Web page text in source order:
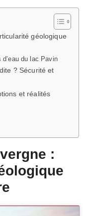
géologique
du lac Pavin
? Sécurité et
et réalités
: